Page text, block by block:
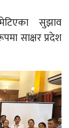
सुझाव
साक्षर प्रदेश